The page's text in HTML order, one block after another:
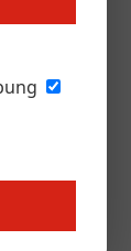
am